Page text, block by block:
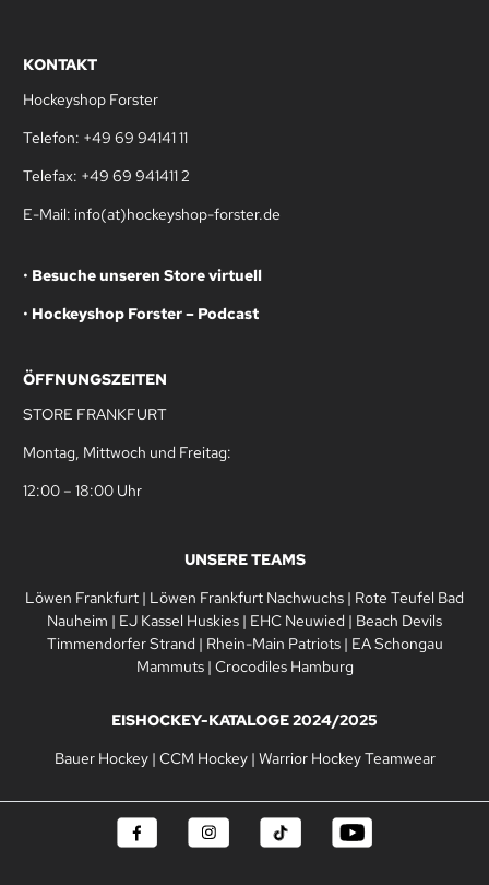
KONTAKT
Hockeyshop Forster
Telefon: +49 69 94141 11
Telefax: +49 69 941411 2
E-Mail: info(at)hockeyshop-forster.de
• Besuche unseren Store virtuell
• Hockeyshop Forster – Podcast
ÖFFNUNGSZEITEN
STORE FRANKFURT
Montag, Mittwoch und Freitag:
12:00 – 18:00 Uhr
UNSERE TEAMS
Löwen Frankfurt | Löwen Frankfurt Nachwuchs | Rote Teufel Bad
Nauheim | EJ Kassel Huskies | EHC Neuwied | Beach Devils
Timmendorfer Strand | Rhein-Main Patriots| EA Schongau
Mammuts| Crocodiles Hamburg
EISHOCKEY-KATALOGE 2024/2025
Bauer Hockey| CCM Hockey| Warrior Hockey Teamwear